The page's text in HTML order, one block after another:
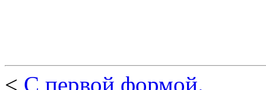
< С первой формой.